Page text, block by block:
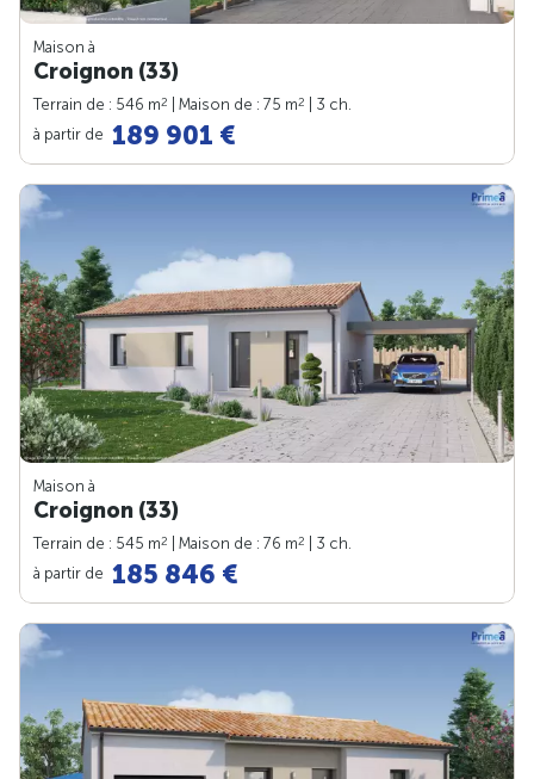
Maison à
Croignon (33)
Terrain de : 546 m2 | Maison de : 75 m2
| 3 ch.
à partir de 189 901 €
Maison à
Croignon (33)
Terrain de : 545 m2 | Maison de : 76 m2
| 3 ch.
à partir de 185 846 €